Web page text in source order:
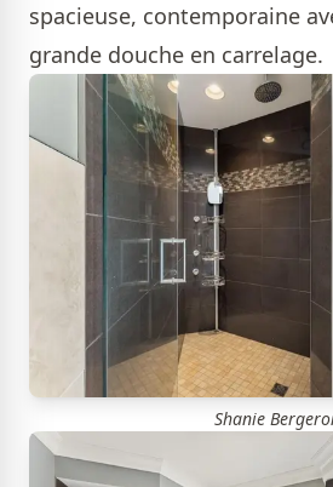
spacieuse, contemporaine
grande douche en carrelage.
Shanie